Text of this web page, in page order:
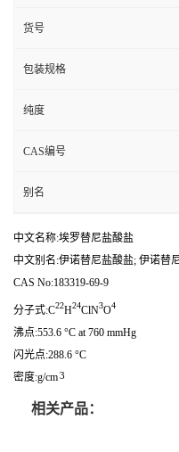
货号
包装规格
纯度
CAS编号
别名
中文名称:埃罗替尼盐酸盐
中文别名:伊诺替尼盐酸盐; 伊诺替
CAS No:183319-69-9
分子式:C22H24ClN3O4
沸点:553.6 °C at 760 mmHg
闪光点:288.6 °C
密度:g/cm3
相关产品：